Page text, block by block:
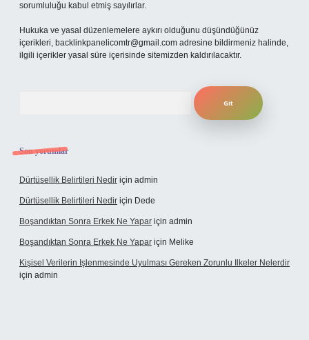
sorumluluğu kabul etmiş sayılırlar.
Hukuka ve yasal düzenlemelere aykırı olduğunu düşündüğünüz
içerikleri, backlinkpanelicomtr@gmail.com adresine bildirmeniz halinde,
ilgili içerikler yasal süre içerisinde sitemizden kaldırılacaktır.
Son yorumlar
Dürtüsellik Belirtileri Nedir için admin
Dürtüsellik Belirtileri Nedir için Dede
Boşandıktan Sonra Erkek Ne Yapar için admin
Boşandıktan Sonra Erkek Ne Yapar için Melike
Kişisel Verilerin Işlenmesinde Uyulması Gereken Zorunlu Ilkeler Nelerdir
için admin